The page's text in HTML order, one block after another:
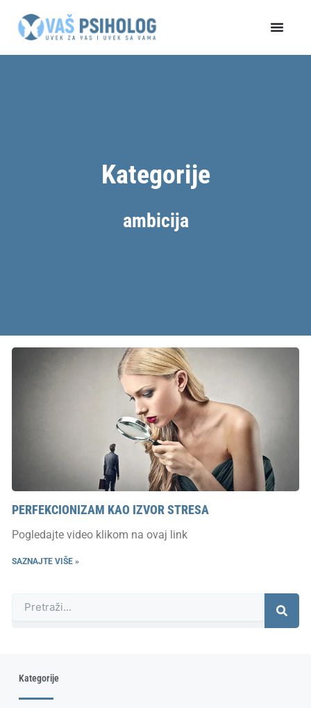
Kategorije
ambicija
PERFEKCIONIZAM KAO IZVOR STRESA
Pogledajte video klikom na ovaj link
SAZNAJTE VIŠE »
Kategorije